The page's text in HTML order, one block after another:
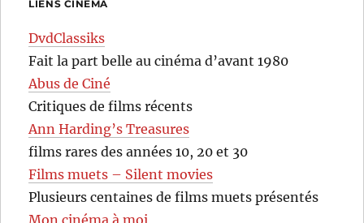
LIENS CINÉMA
DvdClassiks
Fait la part belle au cinéma d’avant 1980
Abus de Ciné
Critiques de films récents
Ann Harding’s Treasures
films rares des années 10, 20 et 30
Films muets – Silent movies
Plusieurs centaines de films muets présentés